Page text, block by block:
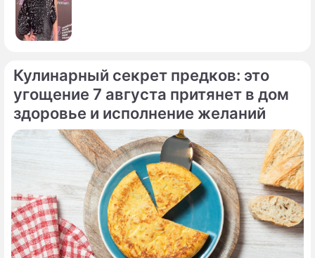
Кулинарный секрет предков: это
угощение 7 августа притянет в дом
здоровье и исполнение желаний